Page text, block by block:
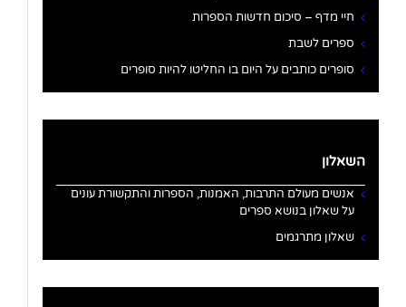
חיי מדף – סיכום חדשות הספרות
ספרים לשבת
סופרים כותבים על היום בו החליטו להיות סופרים
השאלון
אנשים מעולם התרבות, האמנות, הספרות והתקשורת עונים
על שאלון בנושא ספרים
שאלון מתרגמים